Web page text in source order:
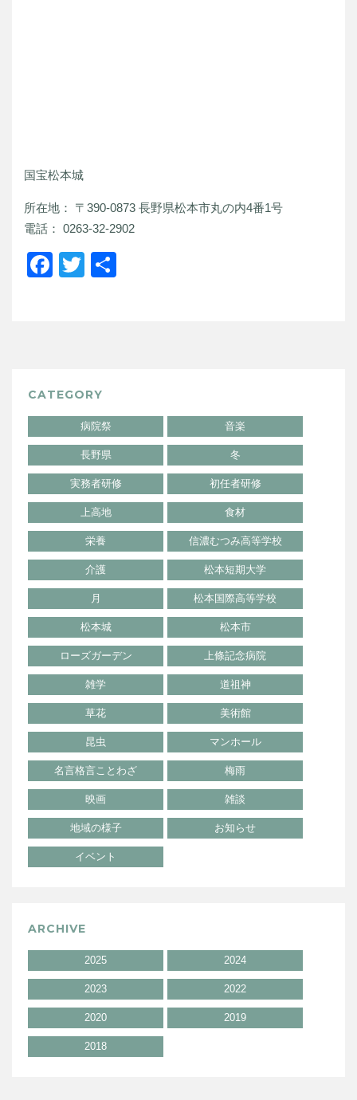
国宝松本城
所在地： 〒390-0873 長野県松本市丸の内4番1号
電話： 0263-32-2902
Facebook
Twitter
CATEGORY
病院祭 音楽
長野県 冬
実務者研修 初任者研修
上高地 食材
栄養 信濃むつみ高等学校
介護 松本短期大学
月 松本国際高等学校
松本城 松本市
ローズガーデン 上條記念病院
雑学 道祖神
草花 美術館
昆虫 マンホール
名言格言ことわざ 梅雨
映画 雑談
地域の様子 お知らせ
イベント
ARCHIVE
2025 2024
2023 2022
2020 2019
2018